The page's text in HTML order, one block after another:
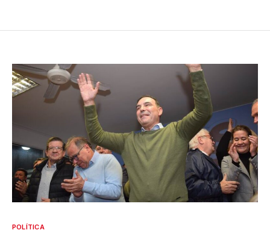
POLÍTICA